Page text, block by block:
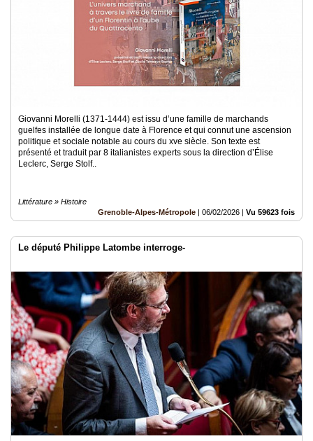
Giovanni Morelli (1371-1444) est issu d’une famille de marchands
guelfes installée de longue date à Florence et qui connut une ascension
politique et sociale notable au cours du xve siècle. Son texte est
présenté et traduit par 8 italianistes experts sous la direction d’Élise
Leclerc, Serge Stolf..
Littérature » Histoire
Grenoble-Alpes-Métropole | 06/02/2026 | Vu 59623 fois
Le député Philippe Latombe interroge-